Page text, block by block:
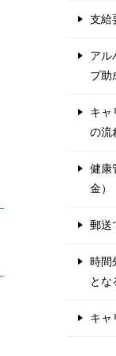
支給
アル
プ助
キャ
の流
健康
金）
郵送
時間
とな
キャ